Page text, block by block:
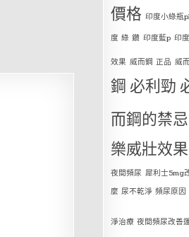
價格 印度小綠瓶
度 綠 鑽 印度藍p 印
效果 威而鋼 正品 威
鋼 必利勁
而鋼的禁忌
樂威壯效果
夜間頻尿 犀利士5mg
麼 尿不乾淨 頻尿原
淨治療 夜間頻尿改善